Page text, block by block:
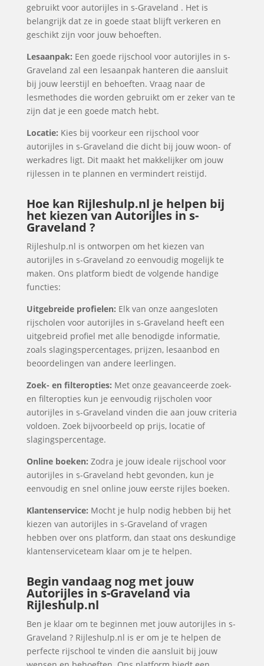
gebruikt voor autorijles in s-Graveland . Het is
belangrijk dat ze in goede staat blijft verkeren en
geschikt zijn voor jouw behoeften.
Lesaanpak: Een goede rijschool voor autorijles in s-
Graveland zal een lesaanpak hanteren die aansluit
bij jouw leerstijl en behoeften. Vraag naar de
lesmethodes die worden gebruikt om er zeker van te
zijn dat je een goede match hebt.
Locatie: Kies bij voorkeur een rijschool voor
autorijles in s-Graveland die dicht bij jouw woon- of
werkadres ligt. Dit maakt het makkelijker om jouw
rijlessen in te plannen en vermindert reistijd.
Hoe kan Rijleshulp.nl je helpen bij
het kiezen van Autorijles in s-
Graveland ?
Rijleshulp.nl is ontworpen om het kiezen van
autorijles in s-Graveland zo eenvoudig mogelijk te
maken. Ons platform biedt de volgende handige
functies:
Uitgebreide profielen: Elk van onze aangesloten
rijscholen voor autorijles in s-Graveland heeft een
uitgebreid profiel met alle benodigde informatie,
zoals slagingspercentages, prijzen, lesaanbod en
beoordelingen van andere leerlingen.
Zoek- en filteropties: Met onze geavanceerde zoek-
en filteropties kun je eenvoudig rijscholen voor
autorijles in s-Graveland vinden die aan jouw criteria
voldoen. Zoek bijvoorbeeld op prijs, locatie of
slagingspercentage.
Online boeken: Zodra je jouw ideale rijschool voor
autorijles in s-Graveland hebt gevonden, kun je
eenvoudig en snel online jouw eerste rijles boeken.
Klantenservice: Mocht je hulp nodig hebben bij het
kiezen van autorijles in s-Graveland of vragen
hebben over ons platform, dan staat ons deskundige
klantenserviceteam klaar om je te helpen.
Begin vandaag nog met jouw
Autorijles in s-Graveland via
Rijleshulp.nl
Ben je klaar om te beginnen met jouw autorijles in s-
Graveland ? Rijleshulp.nl is er om je te helpen de
perfecte rijschool te vinden die aansluit bij jouw